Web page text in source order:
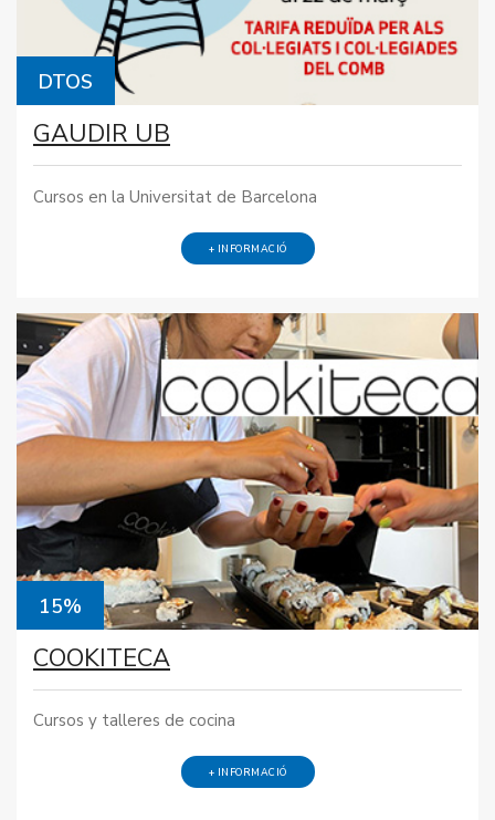
DTOS
GAUDIR UB
Cursos en la Universitat de Barcelona
+ INFORMACIÓ
15%
COOKITECA
Cursos y talleres de cocina
+ INFORMACIÓ